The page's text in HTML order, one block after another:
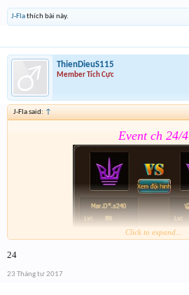
J-Flathích bài này.
ThienDieuS115
Member Tích Cực
J-Fla said: ↑
Event ch 24/4
Click to expand...
24
23 Tháng tư 2017